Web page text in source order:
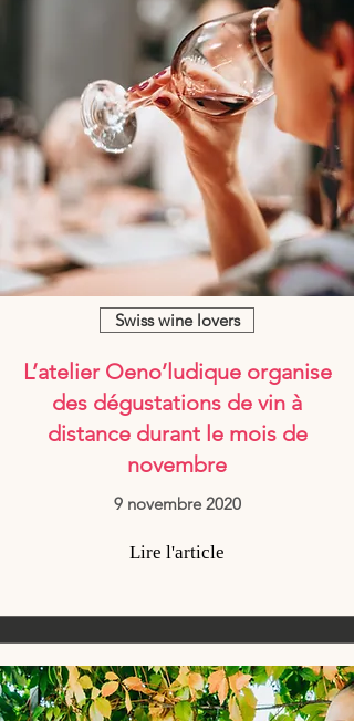
Swiss wine lovers
L’atelier Oeno’ludique organise
des dégustations de vin à
distance durant le mois de
novembre
9 novembre 2020
Lire l'article